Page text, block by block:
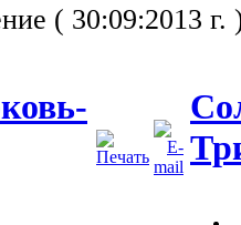
( 30:09:2013 г.